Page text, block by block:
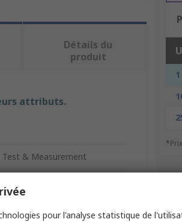
Détails du
produit
attributs.
Test & Measurement
pour l'analyse statistique de